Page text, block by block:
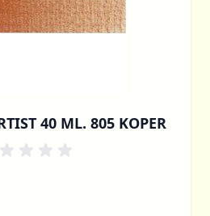
40 ML. 805 KOPER